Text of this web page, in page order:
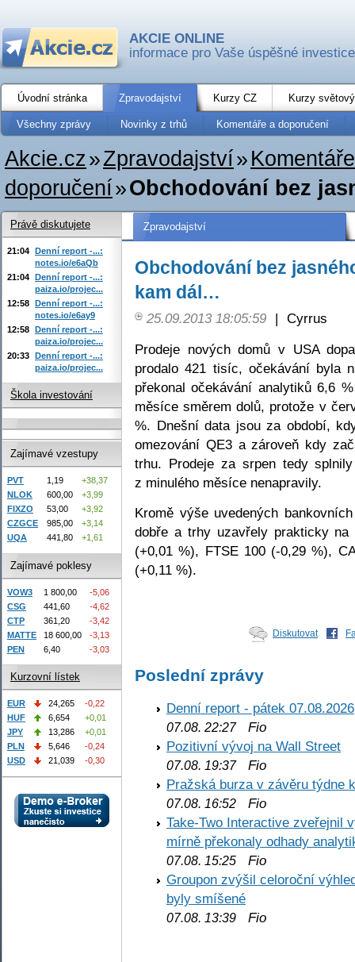
AKCIE ONLINE
informace pro Vaše úspěšné investice
Úvodní stránka Zpravodajství Kurzy CZ Kurzy
Všechny zprávy Novinky z trhů Komentáře a doporučení
Akcie.cz»Zpravodajství»
doporučení»Obchodování bez
Zpravodajství
Obchodování bez
kam dál…
25.09.2013 18:05:59 | Cyrrus
Prodeje nových domů v USA
prodalo 421 tisíc, očekávání byla
překonal očekávání analytiků 6,6
měsíce směrem dolů, protože v
%. Dnešní data jsou za období,
omezování QE3 a zároveň kdy
trhu. Prodeje za srpen tedy
z minulého měsíce nenapravily.
Kromě výše uvedených
dobře a trhy uzavřely prakticky
(+0,01 %), FTSE 100 (-0,29 %),
(+0,11 %).
Diskutovat
Poslední zprávy
Denní report - pátek 07.08.2026
07.08. 22:27Fio
Pozitivní vývoj na Wall Street
07.08. 19:37Fio
Pražská burza v závěru týdne
07.08. 16:52 Fio
Take-Two Interactive zveřejnil
mírně překonaly odhady
07.08. 15:25 Fio
Groupon zvýšil celoroční
byly smíšené
07.08. 13:39 Fio
Právě diskutujete
21:04 Denní report -...:
notes.io/e6aQb
21:04 Denní report -...:
paiza.io/projec...
12:58 Denní report -...:
notes.io/e6ay9
12:58 Denní report -...:
paiza.io/projec...
20:33 Denní report -...:
paiza.io/projec...
Škola investování
Zajímavé vzestupy
PVT 1,19
+38,37
NLOK
600,00
+3,99
FIXZO
53,00
+3,92
CZGCE
985,00
+3,14
UQA
441,80 +1,61
Zajímavé poklesy
VOW3 1 800,00
-5,06
CSG
441,60
-4,62
CTP
361,20
-3,42
MATTE
18 600,00
-3,13
PEN
6,40 -3,03
Kurzovní lístek
EUR 24,265
-0,22
HUF
6,654
+0,01
JPY
13,286
+0,01
PLN
5,646
-0,24
USD
21,039 -0,30